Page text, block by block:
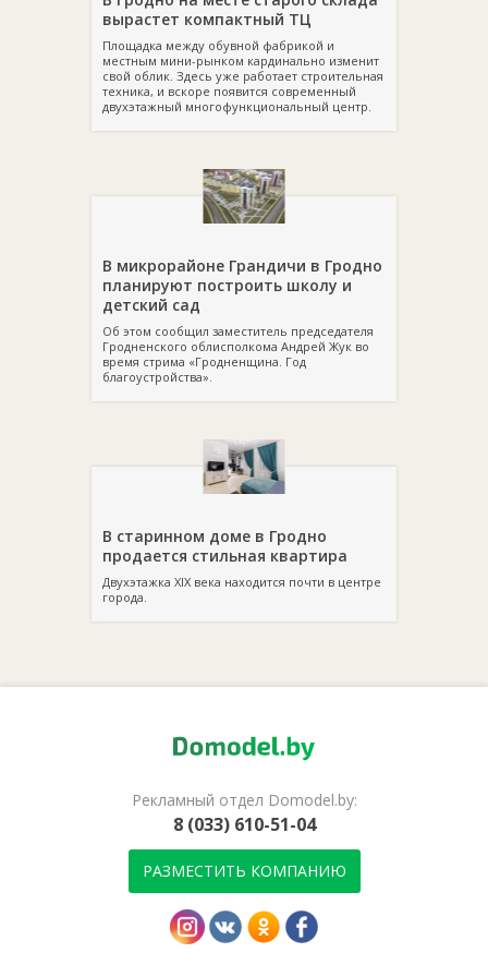
вырастет компактный ТЦ
Площадка между обувной фабрикой и
местным мини-рынком кардинально изменит
свой облик. Здесь уже работает строительная
техника, и вскоре появится современный
двухэтажный многофункциональный центр.
В микрорайоне Грандичи в Гродно
планируют построить школу и
детский сад
Об этом сообщил заместитель председателя
Гродненского облисполкома Андрей Жук во
время стрима «Гродненщина. Год
благоустройства».
В старинном доме в Гродно
продается стильная квартира
Двухэтажка XIX века находится почти в центре
города.
Рекламный отдел Domodel.by:
8 (033) 610-51-04
РАЗМЕСТИТЬ КОМПАНИЮ